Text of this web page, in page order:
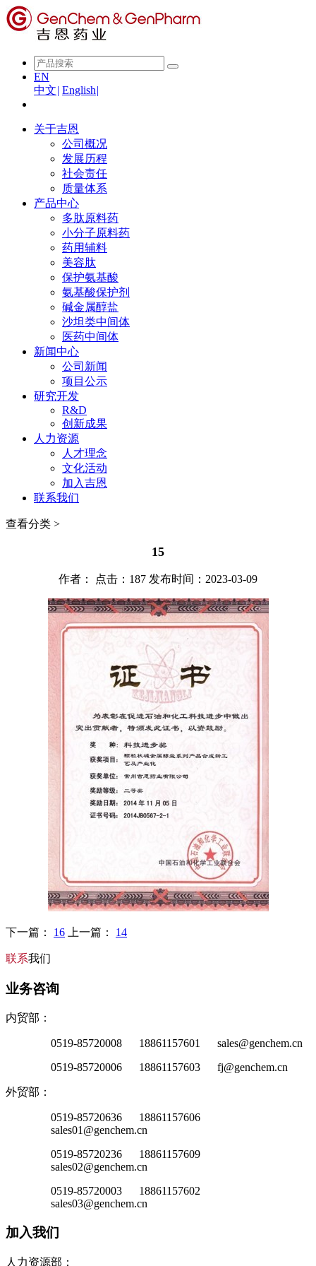
EN
中文| English|
关于吉恩
公司概况
发展历程
社会责任
质量体系
产品中心
多肽原料药
小分子原料药
药用辅料
美容肽
保护氨基酸
氨基酸保护剂
碱金属醇盐
沙坦类中间体
医药中间体
新闻中心
公司新闻
项目公示
研究开发
R&D
创新成果
人力资源
人才理念
文化活动
加入吉恩
联系我们
查看分类 >
15
作者： 点击：187 发布时间：2023-03-09
下一篇： 16 上一篇： 14
联系我们
业务咨询
内贸部：
0519-85720008 18861157601 sales@genchem.cn
0519-85720006 18861157603 fj@genchem.cn
外贸部：
0519-85720636 18861157606
sales01@genchem.cn
0519-85720236 18861157609
sales02@genchem.cn
0519-85720003 18861157602
sales03@genchem.cn
加入我们
人力资源部：